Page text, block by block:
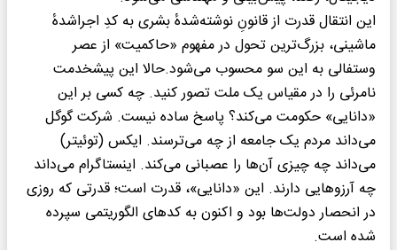
این انتقال قدرت از قانونِ نوشته‌شدهٔ بشری به کدِ اجراشدهٔ
ماشینی، بزرگ‌ترین تحول در مفهوم «حاکمیت» از عصر
وستفالی به این سو محسوب می‌شود.حالا این پیشخدمت
نامرئی را در مقیاس یک ملت تصور کنید. چه کسی بر این
«دانایی» حکومت می‌کند؟ پاسخ ساده نیست. شرکت گوگل
می‌داند مردم یک جامعه از چه می‌ترسند. ایکس (توئیتر)
می‌داند چه چیزی آن‌ها را عصبانی می‌کند. اینستاگرام می‌داند
چه آرزوهایی دارند. این «دانایی»، قدرت است؛ قدرتی که روزی
در انحصار دولت‌ها بود و اکنون به کدهای الگوریتمی سپرده
شده است.